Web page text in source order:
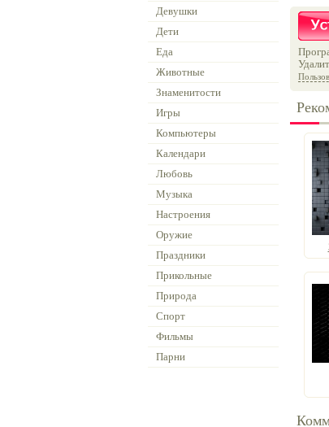
Девушки
Дети
Еда
Животные
Знаменитости
Игры
Компьютеры
Календари
Любовь
Музыка
Настроения
Оружие
Праздники
Прикольные
Природа
Спорт
Фильмы
Парни